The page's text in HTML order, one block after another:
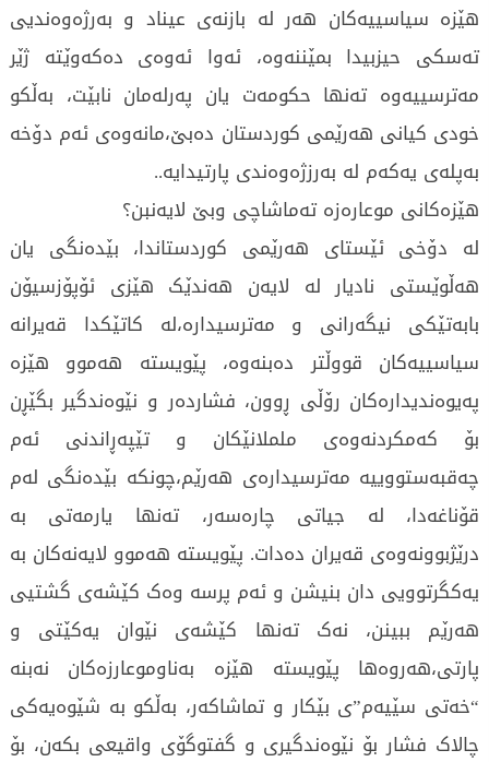
هێزە سیاسییەکان هەر لە بازنەی عیناد و بەرژەوەندیی
تەسکی حیزبیدا بمێننەوە، ئەوا ئەوەی دەکەوێتە ژێر
مەترسییەوە تەنها حکومەت یان پەرلەمان نابێت، بەڵکو
خودی کیانی هەرێمی کوردستان دەبێ،مانەوەی ئەم دۆخە
بەپلەی یەكەم لە بەرزژەوەندی پارتیدایە..
هێزەكانی موعارەزە تەماشاچی وبێ لایەنبن؟
لە دۆخی ئێستای هەرێمی کوردستاندا، بێدەنگی یان
هەڵوێستی نادیار لە لایەن هەندێک هێزی ئۆپۆزسیۆن
بابەتێکی نیگەرانی و مەترسیدارە،لە کاتێکدا قەیرانە
سیاسییەکان قووڵتر دەبنەوە، پێویستە هەموو هێزە
پەیوەندیدارەکان رۆڵی ڕوون، فشاردەر و نێوەندگیر بگێڕن
بۆ کەمکردنەوەی ململا‌نێکان و تێپەڕاندنی ئەم
چەقبەستووییە مەترسیدارەی هەرێم،چونكە بێدەنگی لەم
قۆناغەدا، لە جیاتی چارەسەر، تەنها یارمەتی بە
درێژبوونەوەی قەیران دەدات. پێویستە هەموو لایەنەکان بە
یەکگرتوویی دان بنیشن و ئەم پرسە وەک کێشەی گشتیی
هەرێم ببینن، نەک تەنها کێشەی نێوان یەکێتی و
پارتی،هەروەها پێویستە هێزە بەناوموعارزەكان نەبنە
“خەتی سێیەم”ی بێکار و تماشاکەر، بەڵکو بە شێوەیەکی
چالاک فشار بۆ نێوەندگیری و گفتوگۆی واقیعی بکەن، بۆ